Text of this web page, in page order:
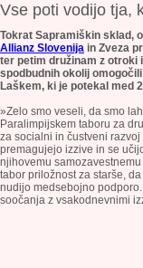
Vse poti vodijo tja,
Tokrat Sapramiškin sklad,
Allianz Slovenija in Zveza
ter petim družinam z otroki
spodbudnih okolij
Laškem, ki je potekal med
»Zelo smo veseli, da smo
Paralimpijskem taboru za
za socialni in čustveni
premagujejo izzive in se
njihovemu
tabor priložnost za starše,
nudijo medsebojno
soočanja z vsakodnevnimi